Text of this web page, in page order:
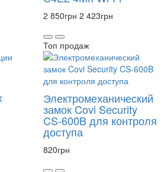
2 850грн 2 423грн
Топ продаж
Электромеханический
замок Covi Security
CS-600B для контроля
доступа
820грн